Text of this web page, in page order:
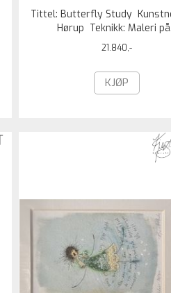
Tittel: Butterfly Study
Hørup Teknikk: Maleri
21.840,-
KJØP